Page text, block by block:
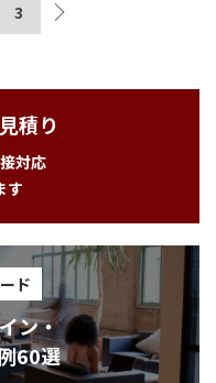
3
積り
対応
す
ド
ン・
60選